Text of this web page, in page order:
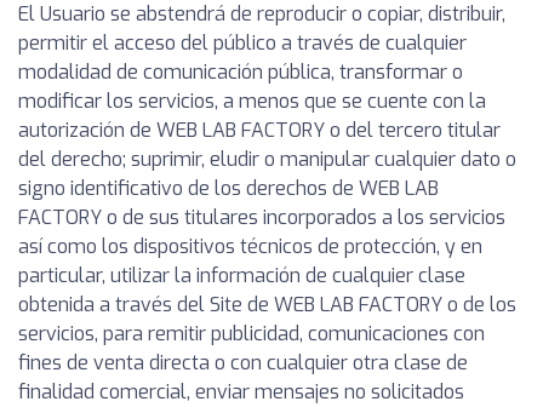
El Usuario se abstendrá de reproducir o copiar, distribuir,
permitir el acceso del público a través de cualquier
modalidad de comunicación pública, transformar o
modificar los servicios, a menos que se cuente con la
autorización de WEB LAB FACTORY o del tercero titular
del derecho; suprimir, eludir o manipular cualquier dato o
signo identificativo de los derechos de WEB LAB
FACTORY o de sus titulares incorporados a los servicios
así como los dispositivos técnicos de protección, y en
particular, utilizar la información de cualquier clase
obtenida a través del Site de WEB LAB FACTORY o de los
servicios, para remitir publicidad, comunicaciones con
fines de venta directa o con cualquier otra clase de
finalidad comercial, enviar mensajes no solicitados